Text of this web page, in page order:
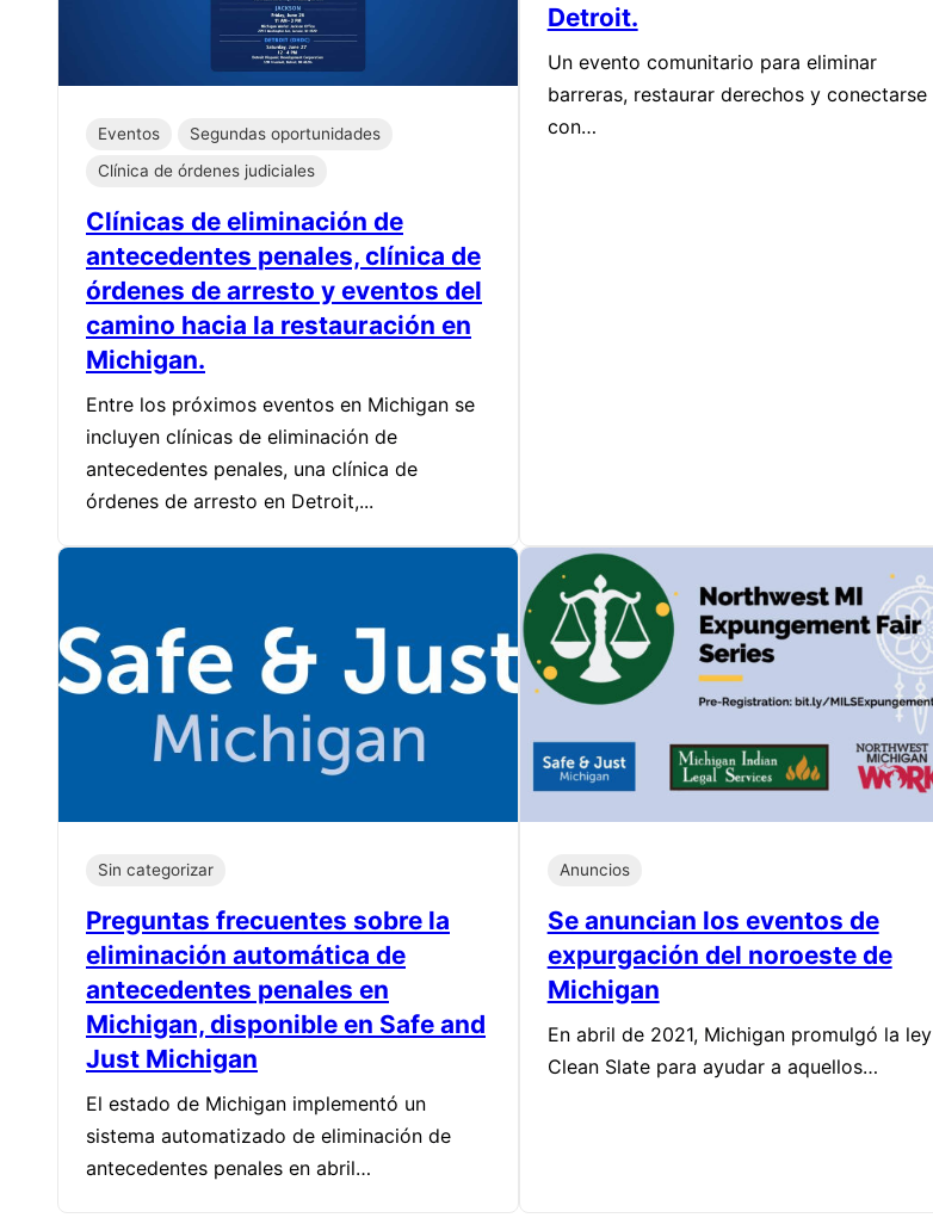
Eventos
Segundas oportunidades
Clínica de órdenes judiciales
Clínicas de eliminación de
antecedentes penales, clínica de
órdenes de arresto y eventos del
camino hacia la restauración en
Michigan.
Entre los próximos eventos en Michigan se
incluyen clínicas de eliminación de
antecedentes penales, una clínica de
órdenes de arresto en Detroit,...
Detroit.
Un evento comunitario para eliminar
barreras, restaurar derechos y conectarse
con…
Sin categorizar
Preguntas frecuentes sobre la
eliminación automática de
antecedentes penales en
Michigan, disponible en Safe and
Just Michigan
El estado de Michigan implementó un
sistema automatizado de eliminación de
antecedentes penales en abril…
Anuncios
Se anuncian los eventos de
expurgación del noroeste de
Michigan
En abril de 2021, Michigan promulgó la ley
Clean Slate para ayudar a aquellos…